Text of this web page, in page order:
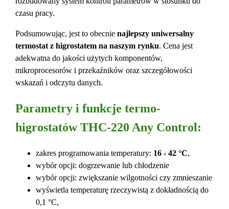
czasu pracy.
Podsumowując, jest to obecnie najlepszy uniwersalny
termostat z higrostatem na naszym rynku. Cena jest
adekwatna do jakości użytych komponentów,
mikroprocesorów i przekaźników oraz szczegółowości
wskazań i odczytu danych.
Parametry i funkcje termo-
higrostatów THC-220 Any Control:
zakres programowania temperatury: 16 - 42 °C,
wybór opcji: dogrzewanie lub chłodzenie
wybór opcji: zwiększanie wilgotności czy zmnieszanie
wyświetla temperaturę rzeczywistą z dokładnością do
0,1 °C,